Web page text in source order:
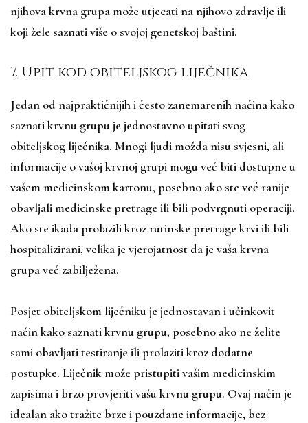
njihova krvna grupa može utjecati na njihovo zdravlje ili
koji žele saznati više o svojoj genetskoj baštini.
7. Upit kod obiteljskog liječnika
Jedan od najpraktičnijih i često zanemarenih načina kako
saznati krvnu grupu je jednostavno upitati svog
obiteljskog liječnika. Mnogi ljudi možda nisu svjesni, ali
informacije o vašoj krvnoj grupi mogu već biti dostupne u
vašem medicinskom kartonu, posebno ako ste već ranije
obavljali medicinske pretrage ili bili podvrgnuti operaciji.
Ako ste ikada prolazili kroz rutinske pretrage krvi ili bili
hospitalizirani, velika je vjerojatnost da je vaša krvna
grupa već zabilježena.
Posjet obiteljskom liječniku je jednostavan i učinkovit
način kako saznati krvnu grupu, posebno ako ne želite
sami obavljati testiranje ili prolaziti kroz dodatne
postupke. Liječnik može pristupiti vašim medicinskim
zapisima i brzo provjeriti vašu krvnu grupu. Ovaj način je
idealan ako tražite brze i pouzdane informacije, bez